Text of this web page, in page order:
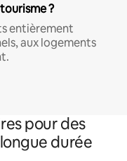
?
entièrement
aux logements
pour des
durée